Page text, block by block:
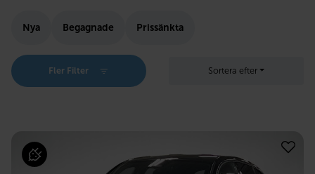
Nya Begagnade Prissänkta
Fler Filter Sortera efter